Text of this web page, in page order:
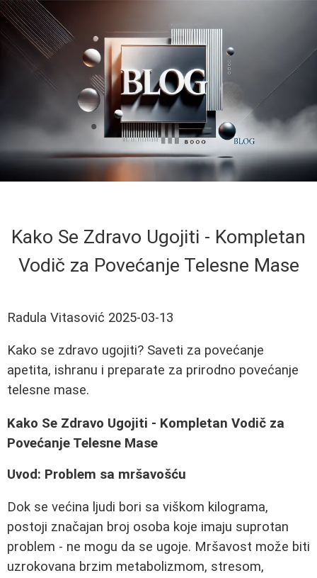
Kako Se Zdravo Ugojiti - Kompletan
Vodič za Povećanje Telesne Mase
Radula Vitasović 2025-03-13
Kako se zdravo ugojiti? Saveti za povećanje
apetita, ishranu i preparate za prirodno povećanje
telesne mase.
Kako Se Zdravo Ugojiti - Kompletan Vodič za
Povećanje Telesne Mase
Uvod: Problem sa mršavošću
Dok se većina ljudi bori sa viškom kilograma,
postoji značajan broj osoba koje imaju suprotan
problem - ne mogu da se ugoje. Mršavost može biti
uzrokovana brzim metabolizmom, stresom,